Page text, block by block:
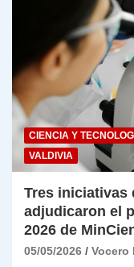
CIENCIA Y
VALDIVIA
Tres iniciativas
adjudicaron el
2026 de
05/05/2026 Vocero